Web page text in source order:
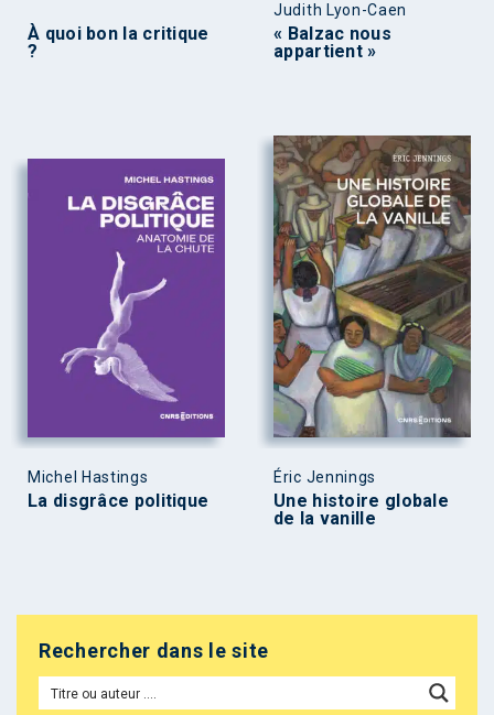
À quoi bon la critique
?
Judith Lyon-Caen
« Balzac nous
appartient »
Michel Hastings
La disgrâce politique
Éric Jennings
Une histoire globale
de la vanille
Rechercher dans le site